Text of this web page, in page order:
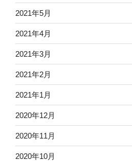
2021年5月
2021年4月
2021年3月
2021年2月
2021年1月
2020年12月
2020年11月
2020年10月